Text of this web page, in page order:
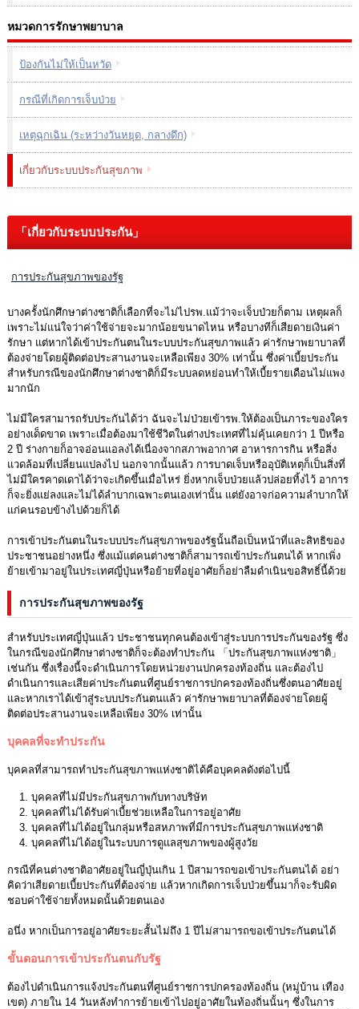
หมวดการรักษาพยาบาล
ป้องกันไม่ให้เป็นหวัด
กรณีที่เกิดการเจ็บป่วย
เหตุฉุกเฉิน (ระหว่างวันหยุด, กลางดึก)
เกี่ยวกับระบบประกันสุขภาพ
「เกี่ยวกับระบบประกัน」
การประกันสุขภาพของรัฐ
บางครั้งนักศึกษาต่างชาติก็เลือกที่จะไม่ไปรพ.แม้ว่าจะเจ็บป่วยก็ตาม เหตุผลก็
เพราะไม่แน่ใจว่าค่าใช้จ่ายจะมากน้อยขนาดไหน หรือบางทีก็เสียดายเงินค่า
รักษา แต่หากได้เข้าประกันตนในระบบประกันสุขภาพแล้ว ค่ารักษาพยาบาลที่
ต้องจ่ายโดยผู้ติดต่อประสานงานจะเหลือเพียง 30% เท่านั้น ซึ่งค่าเบี้ยประกัน
สำหรับกรณีของนักศึกษาต่างชาติก็มีระบบลดหย่อนทำให้เบี้ยรายเดือนไม่แพง
มากนัก
ไม่มีใครสามารถรับประกันได้ว่า ฉันจะไม่ป่วยเข้ารพ.ให้ต้องเป็นภาระของใคร
อย่างเด็ดขาด เพราะเมื่อต้องมาใช้ชีวิตในต่างประเทศที่ไม่คุ้นเคยกว่า 1 ปีหรือ
2 ปี ร่างกายก็อาจอ่อนแอลงได้เนื่องจากสภาพอากาศ อาหารการกิน หรือสิ่ง
แวดล้อมที่เปลี่ยนแปลงไป นอกจากนั้นแล้ว การบาดเจ็บหรืออุบัติเหตุก็เป็นสิ่งที่
ไม่มีใครคาดเดาได้ว่าจะเกิดขึ้นเมื่อไหร่ ยิ่งหากเจ็บป่วยแล้วปล่อยทิ้งไว้ อาการ
ก็จะยิ่งแย่ลงและไม่ได้ลำบากเฉพาะตนเองเท่านั้น แต่ยังอาจก่อความลำบากให้
แก่คนรอบข้างไปด้วยก็ได้
การเข้าประกันตนในระบบประกันสุขภาพของรัฐนั้นถือเป็นหน้าที่และสิทธิของ
ประชาชนอย่างหนึ่ง ซึ่งแม้แต่คนต่างชาติก็สามารถเข้าประกันตนได้ หากเพิ่ง
ย้ายเข้ามาอยู่ในประเทศญี่ปุ่นหรือย้ายที่อยู่อาศัยก็อย่าลืมดำเนินขอสิทธิ์นี้ด้วย
การประกันสุขภาพของรัฐ
สำหรับประเทศญี่ปุ่นแล้ว ประชาชนทุกคนต้องเข้าสู่ระบบการประกันของรัฐ ซึ่ง
ในกรณีของนักศึกษาต่างชาติก็จะต้องทำประกัน 「ประกันสุขภาพแห่งชาติ」
เช่นกัน ซึ่งเรื่องนี้จะดำเนินการโดยหน่วยงานปกครองท้องถิ่น และต้องไป
ดำเนินการและเสียค่าประกันตนที่ศูนย์ราชการปกครองท้องถิ่นซึ่งตนอาศัยอยู่
และหากเราได้เข้าสู่ระบบประกันตนแล้ว ค่ารักษาพยาบาลที่ต้องจ่ายโดยผู้
ติดต่อประสานงานจะเหลือเพียง 30% เท่านั้น
บุคคลที่จะทำประกัน
บุคคลที่สามารถทำประกันสุขภาพแห่งชาติได้คือบุคคลดังต่อไปนี้
1. บุคคลที่ไม่มีประกันสุขภาพกับทางบริษัท
2. บุคคลที่ไม่ได้รับค่าเบี้ยช่วยเหลือในการอยู่อาศัย
3. บุคคลที่ไม่ได้อยู่ในกลุ่มหรือสหภาพที่มีการประกันสุขภาพแห่งชาติ
4. บุคคลที่ไม่ได้อยู่ในระบบการดูแลสุขภาพของผู้สูงวัย
กรณีที่คนต่างชาติอาศัยอยู่ในญี่ปุ่นเกิน 1 ปีสามารถขอเข้าประกันตนได้ อย่า
คิดว่าเสียดายเบี้ยประกันที่ต้องจ่าย แล้วหากเกิดการเจ็บป่วยขึ้นมาก็จะรับผิด
ชอบค่าใช้จ่ายทั้งหมดนั้นด้วยตนเอง
อนึ่ง หากเป็นการอยู่อาศัยระยะสั้นไม่ถึง 1 ปีไม่สามารถขอเข้าประกันตนได้
ขั้นตอนการเข้าประกันตนกับรัฐ
ต้องไปดำเนินการแจ้งประกันตนที่ศูนย์ราชการปกครองท้องถิ่น (หมู่บ้าน เทือง
เขต) ภายใน 14 วันหลังทำการย้ายเข้าไปอยู่อาศัยในท้องถิ่นนั้นๆ ซึ่งในการ